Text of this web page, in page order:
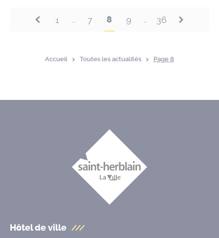
1 7 8 9 36
Accueil Toutes les actualités Page 8
Hôtel de ville